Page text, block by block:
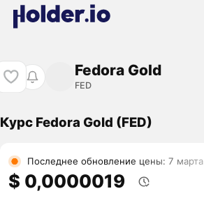
Fedora Gold
FED
Курс Fedora Gold (FED)
Последнее обновление цены: 7 марта
$ 0,0000019